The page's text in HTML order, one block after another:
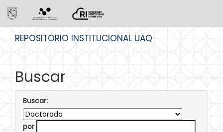
REPOSITORIO INSTITUCIONAL UAQ
Buscar
Buscar:
por